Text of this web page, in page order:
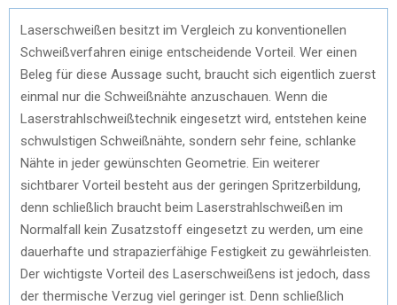
Laserschweißen besitzt im Vergleich zu konventionellen
Schweißverfahren einige entscheidende Vorteil. Wer einen
Beleg für diese Aussage sucht, braucht sich eigentlich zuerst
einmal nur die Schweißnähte anzuschauen. Wenn die
Laserstrahlschweißtechnik eingesetzt wird, entstehen keine
schwulstigen Schweißnähte, sondern sehr feine, schlanke
Nähte in jeder gewünschten Geometrie. Ein weiterer
sichtbarer Vorteil besteht aus der geringen Spritzerbildung,
denn schließlich braucht beim Laserstrahlschweißen im
Normalfall kein Zusatzstoff eingesetzt zu werden, um eine
dauerhafte und strapazierfähige Festigkeit zu gewährleisten.
Der wichtigste Vorteil des Laserschweißens ist jedoch, dass
der thermische Verzug viel geringer ist. Denn schließlich